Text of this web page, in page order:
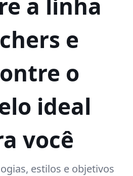
a linha
e
o
ideal
você
estilos e objetivos